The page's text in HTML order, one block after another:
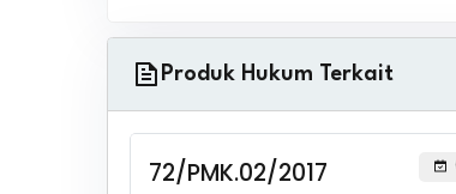
Produk Hukum Terkait
72/PMK.02/2017